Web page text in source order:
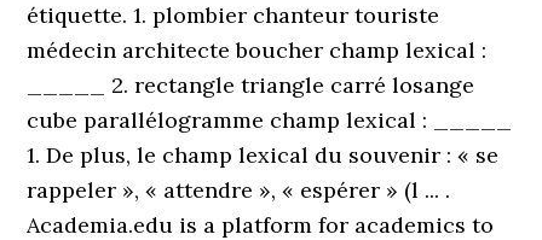
étiquette. 1. plombier chanteur touriste
médecin architecte boucher champ lexical :
_____ 2. rectangle triangle carré losange
cube parallélogramme champ lexical : _____
1. De plus, le champ lexical du souvenir : « se
rappeler », « attendre », « espérer » (l ... .
Academia.edu is a platform for academics to